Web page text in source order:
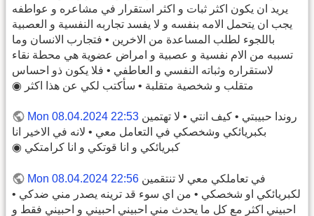
يريد ان يكون اكثر ثبات و اكثر استقرار في مشاعره و عواطفه
يجب ان يتحمل الامه بنفسه و لا يفسد تجاربه النفسية و العصبية
باللجوء لطلب المساعدة من الاخرين • فتجارب الانسان وما
تسببه من الام نفسية و عصبية و امراض عضوية هي محطة نقاء
لاستقراره وثباته النفسي و العاطفي • فلا يكون ذو احساس
متقلب و شخصية متقلبة • سأكتب لكي عن هذا اكثر ◉
Mon 08.04.2024 22:53 روندا حبيبتي • كيف انتي • لا تهتمين
بكبريائكي وشخصكي في التعامل معي • لانه في الاخير انا
كبريائكي و انا قوتكي و انا كرامتكي ◉
Mon 08.04.2024 22:56 في تعاملكي معي لا تنتقمين
لكبريائكي او شخصكي • من اي سوء قد ترينه يصدر مني ضدكي •
احبيني اكثر مع كل ما يحدث مني احبيني احبيني و احبيني فقط و